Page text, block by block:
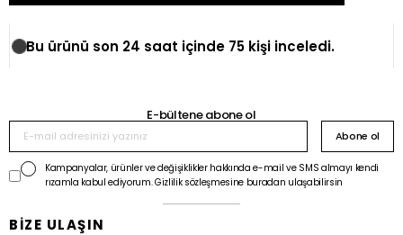
E-bültene abone ol
Abone ol
Kampanyalar, ürünler ve değişiklikler hakkında e-mail ve SMS almayı kendi
rızamla kabul ediyorum. Gizlilik sözleşmesine buradan ulaşabilirsin
BİZE ULAŞIN